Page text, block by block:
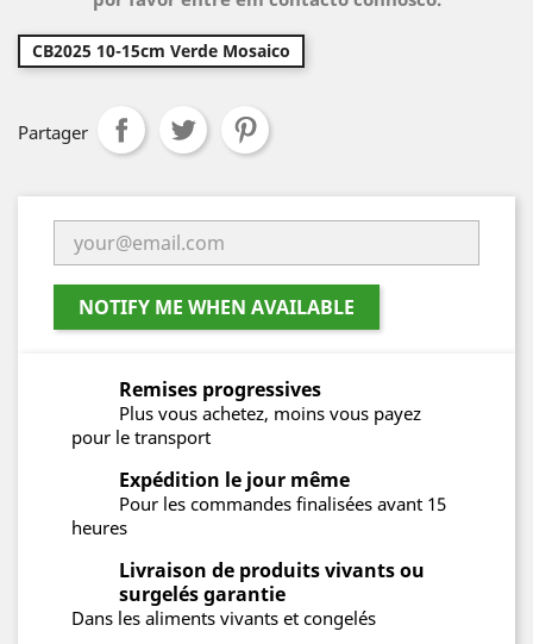
CB2025 10-15cm Verde Mosaico
Partager
NOTIFY ME WHEN AVAILABLE
Remises progressives
Plus vous achetez, moins vous payez
pour le transport
Expédition le jour même
Pour les commandes finalisées avant 15
heures
Livraison de produits vivants ou
surgelés garantie
Dans les aliments vivants et congelés